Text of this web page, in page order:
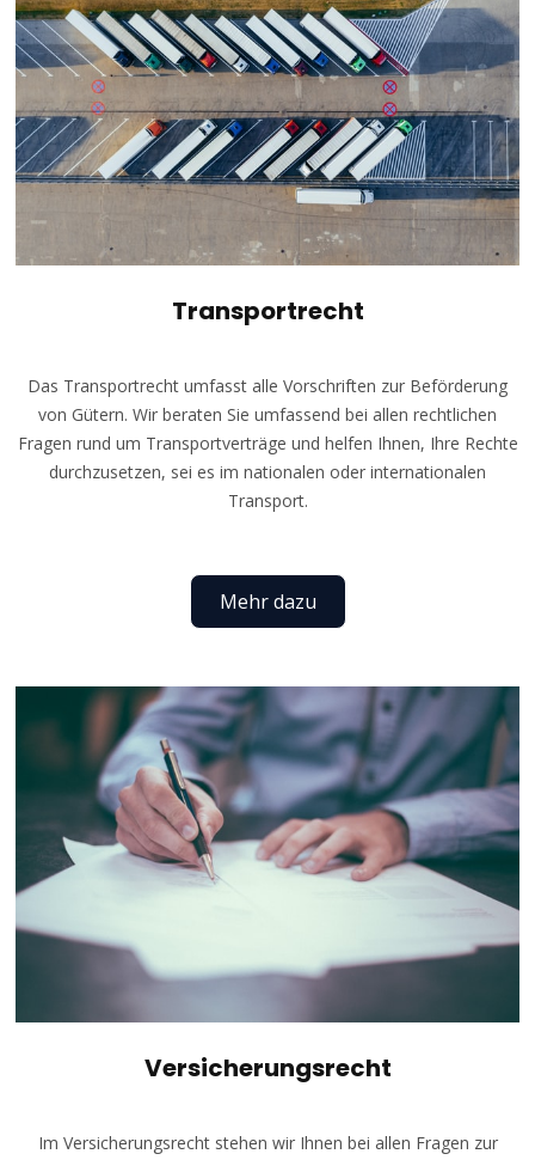
Transportrecht
Das Transportrecht umfasst alle Vorschriften zur Beförderung
von Gütern. Wir beraten Sie umfassend bei allen rechtlichen
Fragen rund um Transportverträge und helfen Ihnen, Ihre Rechte
durchzusetzen, sei es im nationalen oder internationalen
Transport.
Mehr dazu
Versicherungsrecht
Im Versicherungsrecht stehen wir Ihnen bei allen Fragen zur